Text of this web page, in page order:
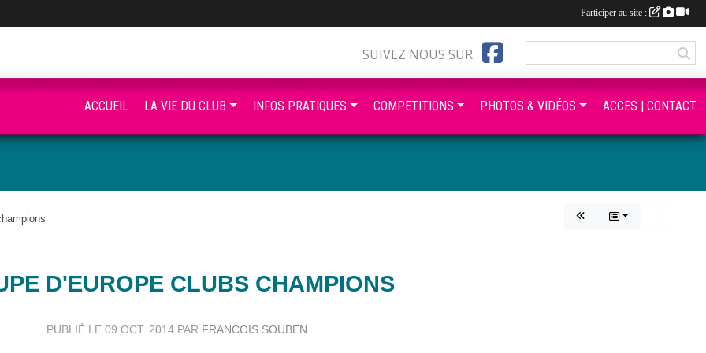
D'EUROPE CLUBS CHAMPIONS
PUBLIÉ LE 09 OCT. 2014PAR FRANCOIS SOUBEN
SUIVEZ NOUS SUR
ACCUEIL LA VIE DU CLUB INFOS PRATIQUES COMPETITIONS PHOTOS & VIDÉOS ACCES | CONTACT
Participer au site :